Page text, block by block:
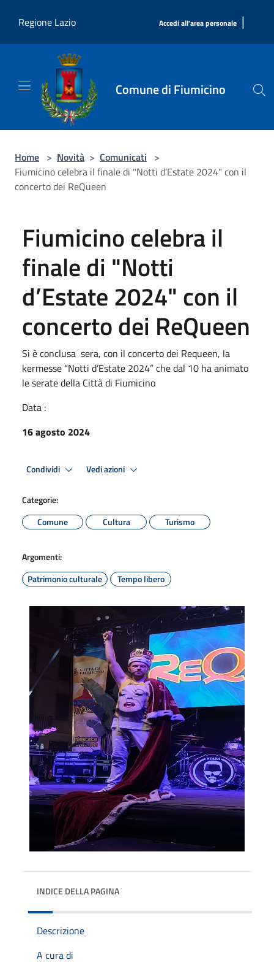
Regione Lazio
Accedi all'area personale |
Comune di Fiumicino
Home > Novità > Comunicati >
Fiumicino celebra il finale di "Notti d’Estate 2024" con il
concerto dei ReQueen
Fiumicino celebra il
finale di "Notti
d’Estate 2024" con il
concerto dei ReQueen
Si è conclusa sera, con il concerto dei Requeen, la
kermesse “Notti d’Estate 2024” che dal 10 ha animato
le serate della Città di Fiumicino
Data :
16 agosto 2024
Condividi Vedi azioni
Categorie:
Comune
Cultura Turismo
Argomenti:
Patrimonio culturale
Tempo libero
INDICE DELLA PAGINA
Descrizione
A cura di